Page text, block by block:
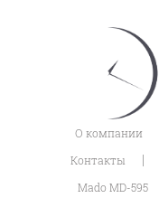
О компании
Контакты |
Mado MD-595